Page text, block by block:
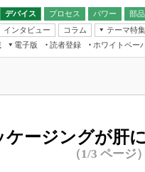
デバイス
プロセス パワー 部
無線
インタビュー コラム
テーマ特集
Times Research）
電子版
読者登録 ホワイトペー
ケージングが肝に
（1/3 ページ）